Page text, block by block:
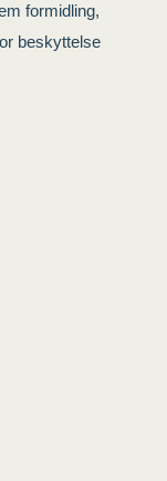
formidling,
beskyttelse